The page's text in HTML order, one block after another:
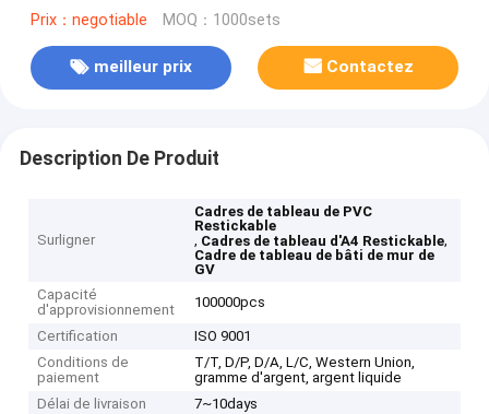
Prix：negotiable MOQ：1000sets
meilleur prix Contactez
Description De Produit
Surligner
Cadres de tableau de PVC
Restickable
, Cadres de tableau d'A4 Restickable,
Cadre de tableau de bâti de mur de
GV
Capacité
d'approvisionnement
100000pcs
Certification
ISO 9001
Conditions de
paiement
T/T, D/P, D/A, L/C, Western Union,
gramme d'argent, argent liquide
Délai de livraison
7~10days